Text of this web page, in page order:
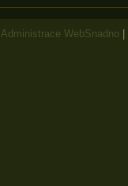
Administrace WebSnadno|